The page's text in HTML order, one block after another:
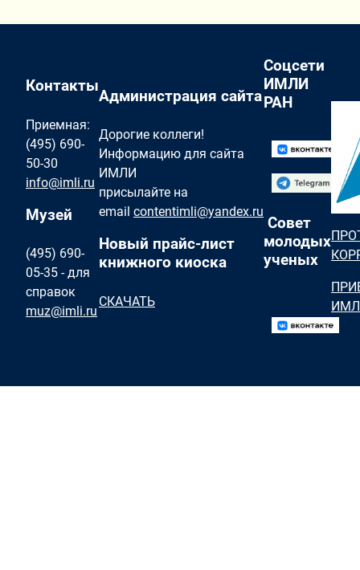
Контакты
Приемная:
(495) 690-
50-30
info@imli.ru
Музей
(495) 690-
05-35 - для
справок
muz@imli.ru
Администрация сайта
Дорогие коллеги!
Информацию для сайта
ИМЛИ
присылайте на
email contentimli@yandex.ru
Новый прайс-лист
книжного киоска
СКАЧАТЬ
Соцсети
ИМЛИ
РАН
Совет
молодых
ученых